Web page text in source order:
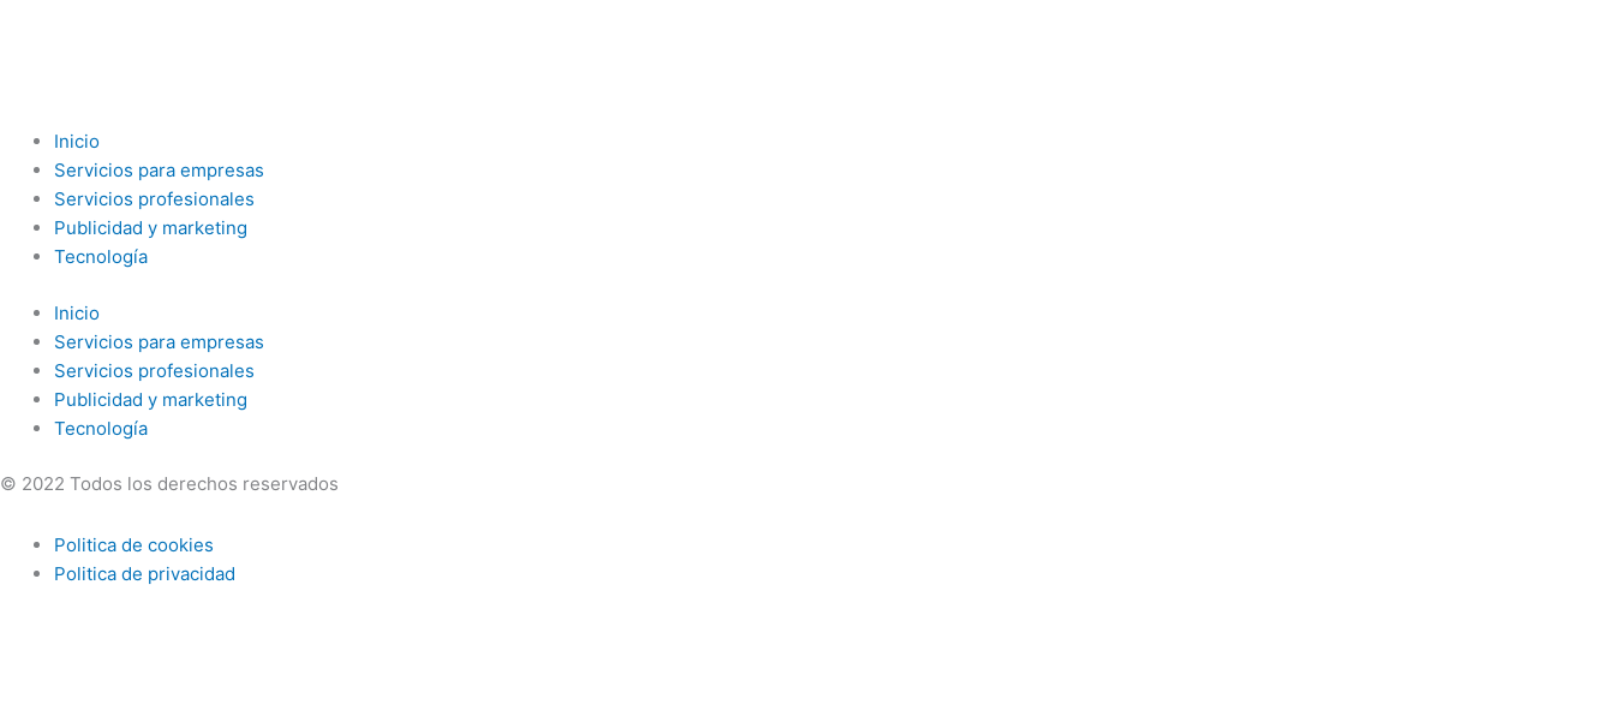
Inicio
Servicios para empresas
Servicios profesionales
Publicidad y marketing
Tecnología
Inicio
Servicios para empresas
Servicios profesionales
Publicidad y marketing
Tecnología
© 2022 Todos los derechos reservados
Politica de cookies
Politica de privacidad